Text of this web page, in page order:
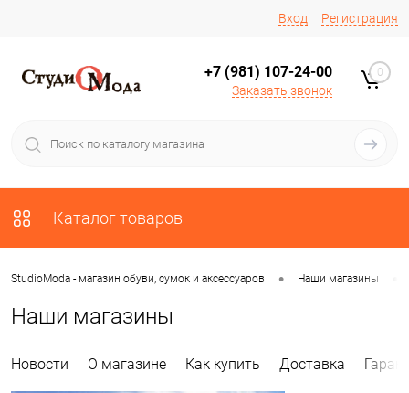
Вход Регистрация
+7 (981) 107-24-00
Заказать звонок
0
Каталог товаров
StudioModa - магазин обуви, сумок и аксессуаров • Наши магазины
Наши магазины
Новости О магазине Как купить Доставка